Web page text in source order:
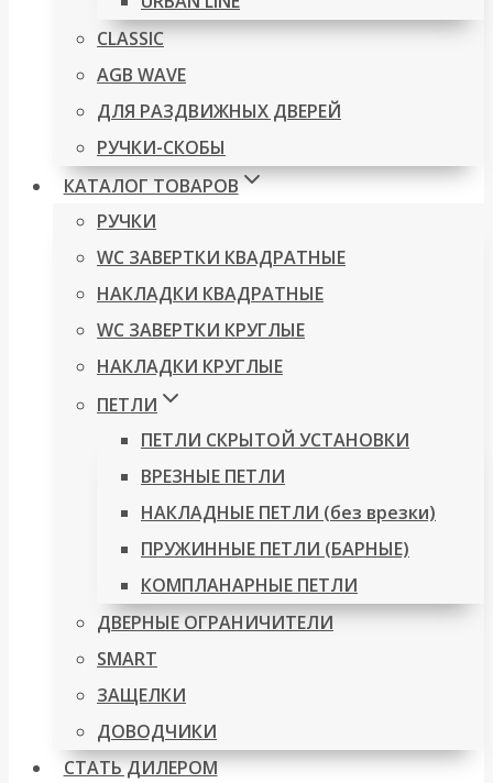
CLASSIC
AGB WAVE
ДЛЯ РАЗДВИЖНЫХ ДВЕРЕЙ
РУЧКИ-СКОБЫ
КАТАЛОГ ТОВАРОВ
РУЧКИ
WC ЗАВЕРТКИ КВАДРАТНЫЕ
НАКЛАДКИ КВАДРАТНЫЕ
WC ЗАВЕРТКИ КРУГЛЫЕ
НАКЛАДКИ КРУГЛЫЕ
ПЕТЛИ
ПЕТЛИ СКРЫТОЙ УСТАНОВКИ
ВРЕЗНЫЕ ПЕТЛИ
НАКЛАДНЫЕ ПЕТЛИ (без врезки)
ПРУЖИННЫЕ ПЕТЛИ (БАРНЫЕ)
КОМПЛАНАРНЫЕ ПЕТЛИ
ДВЕРНЫЕ ОГРАНИЧИТЕЛИ
SMART
ЗАЩЕЛКИ
ДОВОДЧИКИ
СТАТЬ ДИЛЕРОМ